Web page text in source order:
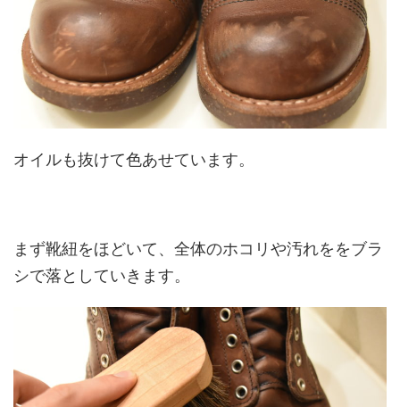
オイルも抜けて色あせています。
まず靴紐をほどいて、全体のホコリや汚れををブラ
シで落としていきます。